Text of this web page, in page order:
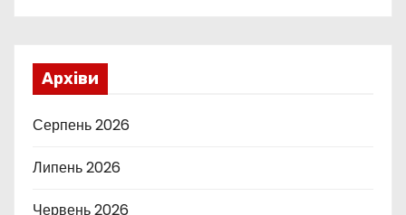
Архіви
Серпень 2026
Липень 2026
Червень 2026